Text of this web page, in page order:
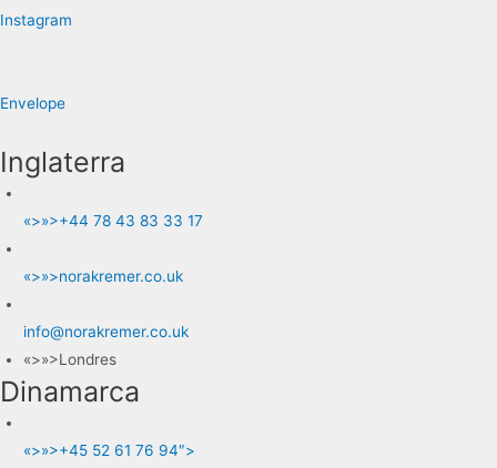
Instagram
Envelope
Inglaterra
«>»>+44 78 43 83 33 17
«>»>norakremer.co.uk
info@norakremer.co.uk
«>»>Londres
Dinamarca
«>»>+45 52 61 76 94″>